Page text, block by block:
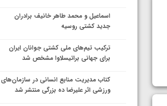
اسماعیل و محمد طاهر خانیف برادران
جدید کشتی روسیه
ترکیب تیم‌های ملی کشتی جوانان ایران
برای جهانی براتیسلاوا مشخص شد
کتاب مدیریت منابع انسانی در سازمان‌های
ورزشی اثر علیرضا ده بزرگی منتشر شد